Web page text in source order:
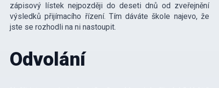
zápisový lístek nejpozději do deseti dnů od zveřejnění
výsledků přijímacího řízení. Tím dáváte škole najevo, že
jste se rozhodli na ni nastoupit.
Odvolání